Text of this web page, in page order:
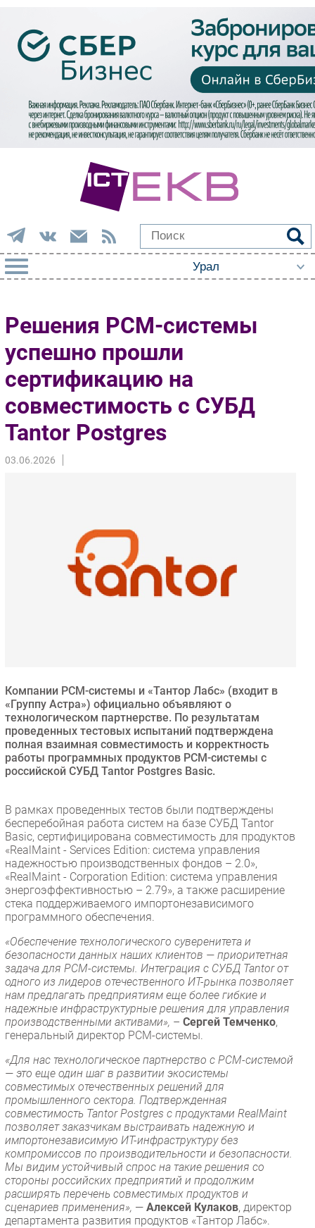
Импорто­замещение
Автоматизация Промышленности
Интернет
Мобильная связь
Фиксированная связь
Интеграция
Рынок ПК
Outsourcing
Регулирование
CIO/Управление ИТ
Гаджеты
Здоровье
РАЗДЕЛЫ
Аналитика
Интервью
Мероприятия
Проекты
IT класс
Тестовый стенд
Решения РСМ-системы
успешно прошли
сертификацию на
совместимость с СУБД
Tantor Postgres
03.06.2026
Компании РСМ-системы и «Тантор Лабс» (входит в
«Группу Астра») официально объявляют о
технологическом партнерстве. По результатам
проведенных тестовых испытаний подтверждена
полная взаимная совместимость и корректность
работы программных продуктов РСМ-системы с
российской СУБД Tantor Postgres Basic.
В рамках проведенных тестов были подтверждены
бесперебойная работа систем на базе СУБД Tantor
Basic, сертифицирована совместимость для продуктов
«RealMaint - Services Edition: система управления
надежностью производственных фондов – 2.0»,
«RealMaint - Corporation Edition: система управления
энергоэффективностью – 2.79», а также расширение
стека поддерживаемого импортонезависимого
программного обеспечения.
«Обеспечение технологического суверенитета и
безопасности данных наших клиентов — приоритетная
задача для РСМ-системы. Интеграция с СУБД Tantor от
одного из лидеров отечественного ИТ-рынка позволяет
нам предлагать предприятиям еще более гибкие и
надежные инфраструктурные решения для управления
производственными активами», – Сергей Темченко,
генеральный директор РСМ-системы.
«Для нас технологическое партнерство с РСМ-системой
— это еще один шаг в развитии экосистемы
совместимых отечественных решений для
промышленного сектора. Подтвержденная
совместимость Tantor Postgres с продуктами RealMaint
позволяет заказчикам выстраивать надежную и
импортонезависимую ИТ-инфраструктуру без
компромиссов по производительности и безопасности.
Мы видим устойчивый спрос на такие решения со
стороны российских предприятий и продолжим
расширять перечень совместимых продуктов и
сценариев применения», — Алексей Кулаков, директор
департамента развития продуктов «Тантор Лабс».